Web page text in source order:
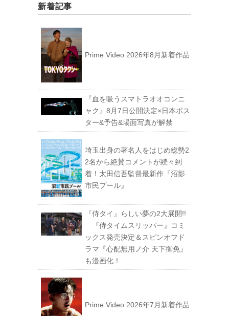
新着記事
Prime Video 2026年8月新着作品
『血を吸うスマトラオオコンニ
ャク』8月7日公開決定×日本ポス
ター&予告&場面写真が解禁
埼玉出身の著名人をはじめ総勢2
2名から絶賛コメントが続々到
着！太田信吾監督最新作『沼影
市民プール』
『侍タイ』らしい夢の2大展開!!
『侍タイムスリッパー』コミ
ックス発売決定＆スピンオフド
ラマ『心配無用ノ介 天下御免』
も漫画化！
Prime Video 2026年7月新着作品